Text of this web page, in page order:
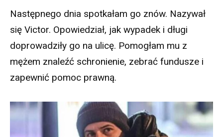
Następnego dnia spotkałam go znów. Nazywał
się Victor. Opowiedział, jak wypadek i długi
doprowadziły go na ulicę. Pomogłam mu z
mężem znaleźć schronienie, zebrać fundusze i
zapewnić pomoc prawną.